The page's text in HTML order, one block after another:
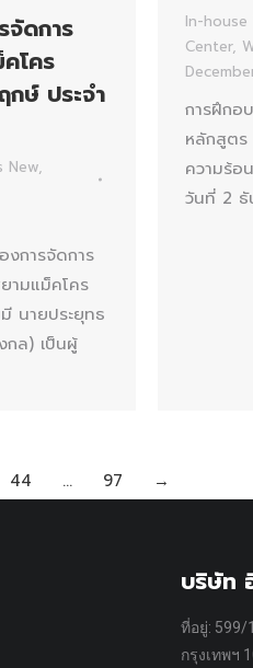
จัดการ
โคร
ษ์ ประจำ
New,
งการจัดการ
มแม็คโคร
นายประยุทธ
กล) เป็นผู้
In-house
Center,
การฝึกอ
หลักสูตร
ความร้อ
วันที่ 2 ธั
44 … 97 →
บริษัท
ที่อยู่: 599/
กรุงเทพฯ